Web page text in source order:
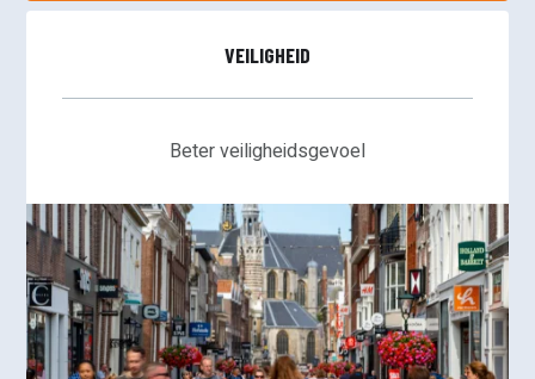
VEILIGHEID
Beter veiligheidsgevoel